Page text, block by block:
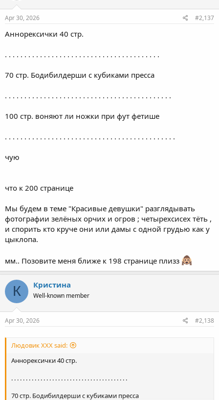
Apr 30, 2026 #2,137
Аннорексички 40 стр.
. . . . . . . . . . . . . . . . . . . . . . . . . . . . . . . . . . . . . . . .
70 стр. Бодибилдерши с кубиками пресса
. . . . . . . . . . . . . . . . . . . . . . . . . . . . . . . . . . . . . . . . . . .
100 стр. воняют ли ножки при фут фетише
. . . . . . . . . . . . . . . . . . . . . . . . . . . . . . . . . . . . . . . . . . . .
чую
что к 200 странице
Мы будем в теме "Красивые девушки" разглядывать
фотографии зелёных орчих и огров ; четырехсисех тёть ,
и спорить кто круче они или дамы с одной грудью как у
цыклопа.
мм.. Позовите меня ближе к 198 странице плизз
К Кристина
Well-known member
Apr 30, 2026 #2,138
Людовик ХХХ said:
Аннорексички 40 стр.
. . . . . . . . . . . . . . . . . . . . . . . . . . . . . . . . . . . . . . . .
70 стр. Бодибилдерши с кубиками пресса